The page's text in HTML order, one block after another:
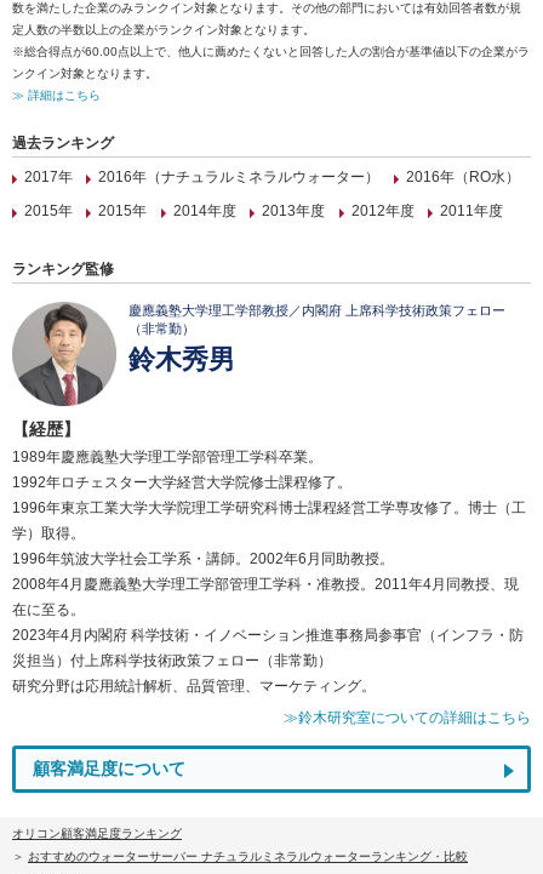
数を満たした企業のみランクイン対象となります。その他の部門においては有効回答者数が規
定人数の半数以上の企業がランクイン対象となります。
※総合得点が60.00点以上で、他人に薦めたくないと回答した人の割合が基準値以下の企業がラ
ンクイン対象となります。
≫ 詳細はこちら
過去ランキング
2017年
2016年（ナチュラルミネラルウォーター）
2016年（RO水）
2015年
2015年 2014年度 2013年度 2012年度 2011年度
ランキング監修
慶應義塾大学理工学部教授／内閣府 上席科学技術政策フェロー
（非常勤）
鈴木秀男
【経歴】
1989年慶應義塾大学理工学部管理工学科卒業。
1992年ロチェスター大学経営大学院修士課程修了。
1996年東京工業大学大学院理工学研究科博士課程経営工学専攻修了。博士（工
学）取得。
1996年筑波大学社会工学系・講師。2002年6月同助教授。
2008年4月慶應義塾大学理工学部管理工学科・准教授。2011年4月同教授、現
在に至る。
2023年4月内閣府 科学技術・イノベーション推進事務局参事官（インフラ・防
災担当）付上席科学技術政策フェロー（非常勤）
研究分野は応用統計解析、品質管理、マーケティング。
≫鈴木研究室についての詳細はこちら
顧客満足度について
オリコン顧客満足度ランキング
おすすめのウォーターサーバー ナチュラルミネラルウォーターランキング・比較